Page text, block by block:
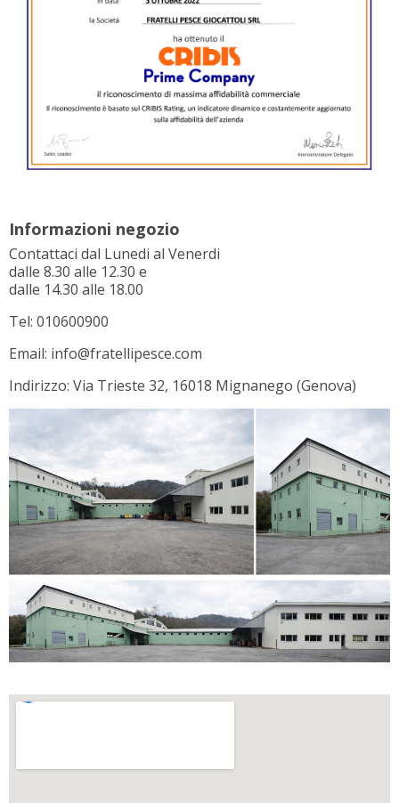
Informazioni negozio
Contattaci dal Lunedi al Venerdi
dalle 8.30 alle 12.30 e
dalle 14.30 alle 18.00
Tel: 010600900
Email: info@fratellipesce.com
Indirizzo: Via Trieste 32, 16018 Mignanego (Genova)